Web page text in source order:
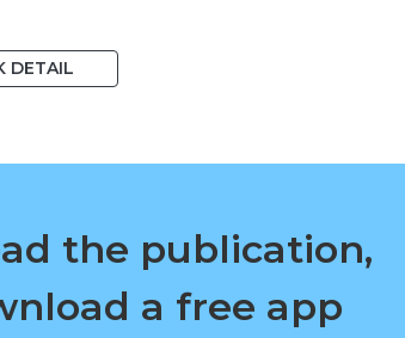
DETAIL
the publication,
a free app